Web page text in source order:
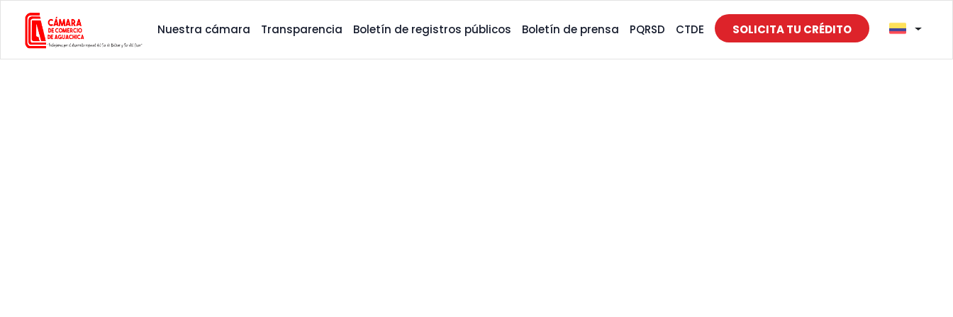
Nuestra cámara Transparencia Boletín de registros públicos Boletín de prensa PQRSD CTDE SOLICITA TU CRÉDITO